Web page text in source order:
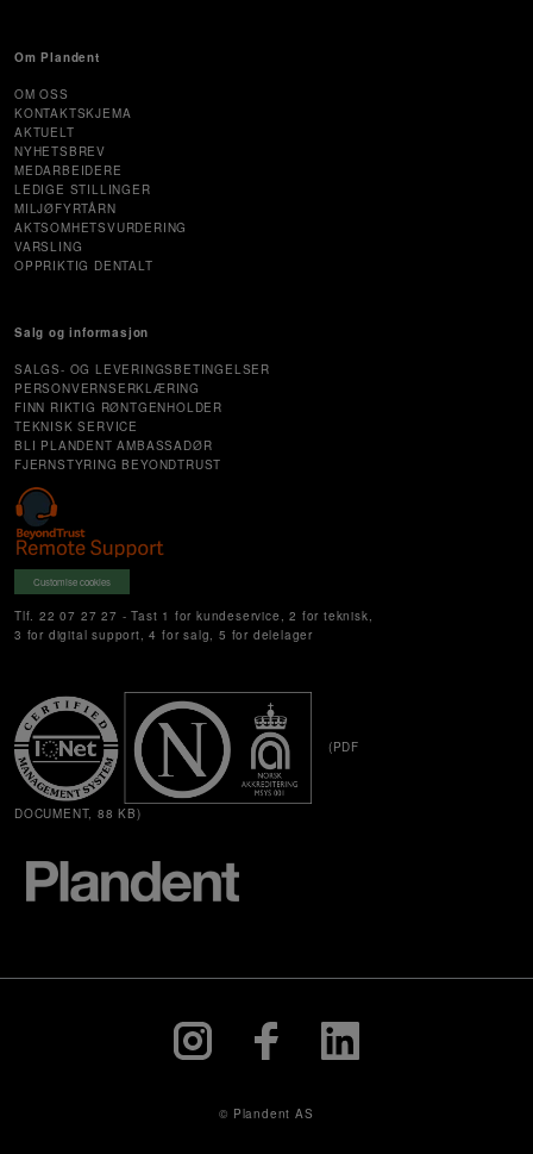
Om Plandent
OM OSS
KONTAKTSKJEMA
AKTUELT
NYHETSBREV
MEDARBEIDERE
LEDIGE STILLINGER
MILJØFYRTÅRN
AKTSOMHETSVURDERING
VARSLING
OPPRIKTIG DENTALT
Salg og informasjon
SALGS- OG LEVERINGSBETINGELSER
PERSONVERNSERKLÆRING
FINN RIKTIG RØNTGENHOLDER
TEKNISK SERVICE
BLI PLANDENT AMBASSADØR
FJERNSTYRING BEYONDTRUST
Customise cookies
Tlf. 22 07 27 27 - Tast 1 for kundeservice, 2 for teknisk,
3 for digital support, 4 for salg, 5 for delelager
(PDF
DOCUMENT, 88 KB)
© Plandent AS